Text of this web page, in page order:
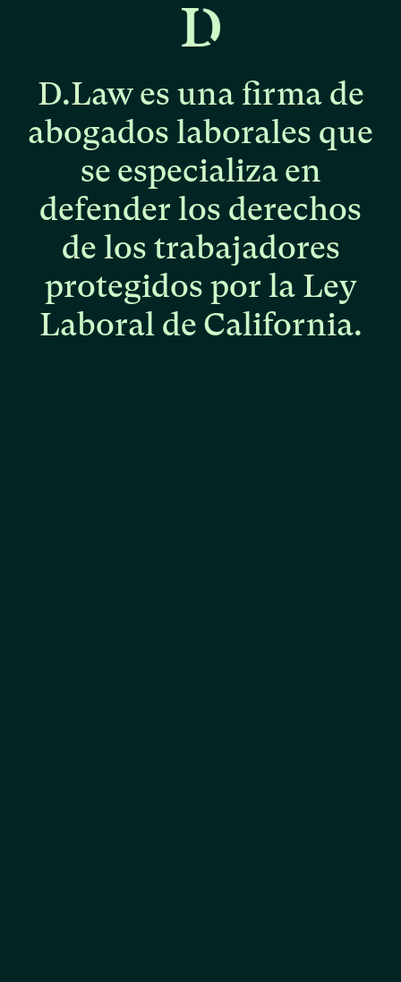
D.Law es una firma de
abogados laborales que
se especializa en
defender los derechos
de los trabajadores
protegidos por la Ley
Laboral de California.